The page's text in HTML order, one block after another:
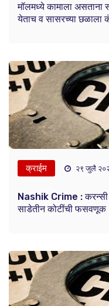
मॉलमध्ये कामाला
येताच व सासरच्या छळाला
क्राईम २९ जुलै
Nashik Crime : करन्सी
साडेतीन कोटींची फसवणूक